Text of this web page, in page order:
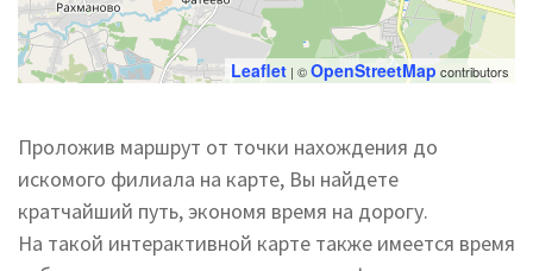
Leaflet | ©OpenStreetMap contributors
Проложив маршрут от точки нахождения до
искомого филиала на карте, Вы найдете
кратчайший путь, экономя время на дорогу.
На такой интерактивной карте также имеется время